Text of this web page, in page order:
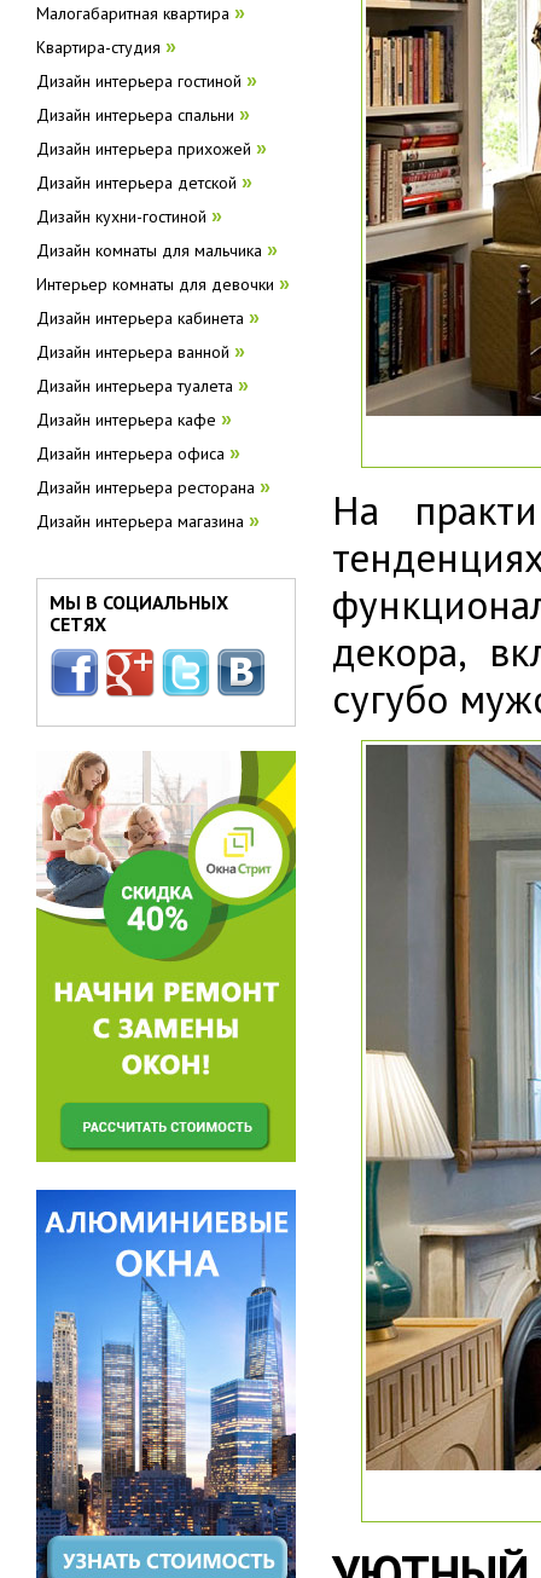
На
декора,
сугубо
Малогабаритная квартира »
Квартира-студия »
Дизайн интерьера гостиной »
Дизайн интерьера спальни »
Дизайн интерьера прихожей »
Дизайн интерьера детской »
Дизайн кухни-гостиной »
Дизайн комнаты для мальчика »
Интерьер комнаты для девочки »
Дизайн интерьера кабинета »
Дизайн интерьера ванной »
Дизайн интерьера туалета »
Дизайн интерьера кафе »
Дизайн интерьера офиса »
Дизайн интерьера ресторана »
Дизайн интерьера магазина »
МЫ В СОЦИАЛЬНЫХ
СЕТЯХ